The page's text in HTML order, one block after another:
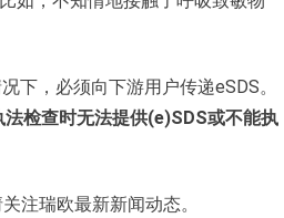
下，必须向下游用户传递eSDS。
检查时无法提供(e)SDS或不能执
注瑞欧最新新闻动态。